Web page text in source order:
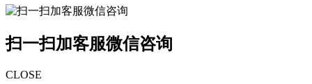
扫一扫加客服微信咨询
CLOSE